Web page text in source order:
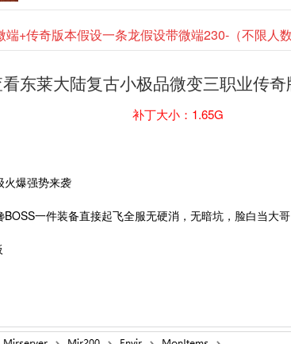
+传奇版本假设一条龙假设带微端230-（不限人
东莱大陆复古小极品微变三职业传
补丁大小：1.65G
火爆强势来袭
一件装备直接起飞全服无硬消，无暗坑，脸白当大